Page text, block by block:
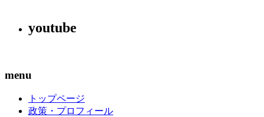
youtube
menu
トップページ
政策・プロフィール